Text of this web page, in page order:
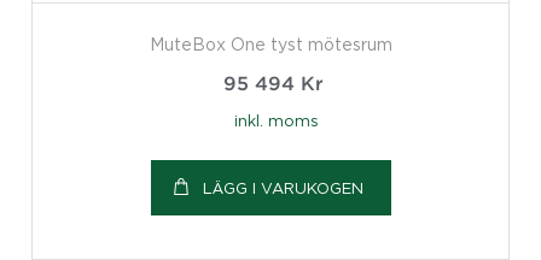
MuteBox One tyst mötesrum
95 494 Kr
inkl. moms
LÄGG I VARUKOGEN